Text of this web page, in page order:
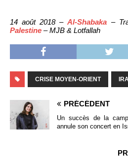
14 août 2018 –Al-Shabaka –
Palestine – MJB & Lotfallah
CRISE MOYEN-ORIENT
PRÉCÉDENT
Un succès de la
annule son concert en